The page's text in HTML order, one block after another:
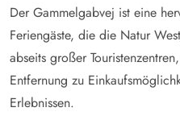
Der Gammelgabvej ist eine
Feriengäste, die die Natur
abseits großer
Entfernung zu
Erlebnissen.